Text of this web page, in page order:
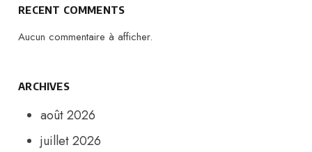
RECENT COMMENTS
Aucun commentaire à afficher.
ARCHIVES
août 2026
juillet 2026